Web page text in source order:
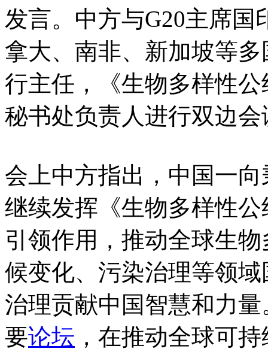
发言。中方与G20主席
拿大、南非、新加坡等
行主任，《生物多样性
秘书处负责人进行双边会
会上中方指出，中国一
继续发挥《生物多样性
引领作用，推动全球生
候变化、污染治理等领
治理贡献中国智慧和力
要论坛 ，在推动全球可